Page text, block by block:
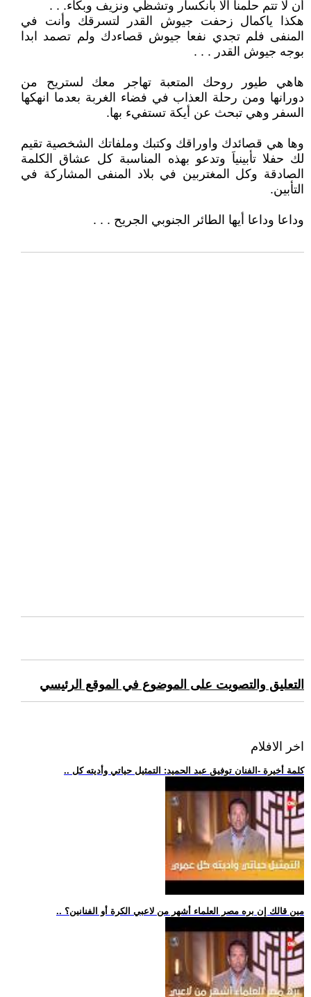
أن لا تتم حلمنا الا بأنكسار وتشظي ونزيف وبكاء. . .
هكذا ياكمال زحفت جيوش القدر لتسرقك وأنت في
المنفى فلم تجدي نفعا جيوش قصاءدك ولم تصمد ابدا
بوجه جيوش القدر . . .
هاهي طيور روحك المتعبة تهاجر معك لستريح من
دورانها ومن رحلة العذاب في فضاء الغربة بعدما انهكها
السفر وهي تبحث عن أيكة تستفيء بها.
وها هي قصائدك واوراقك وكتبك وملفاتك الشخصية تقيم
لك حفلا تأبينياَ وتدعو بهذه المناسبة كل عشاق الكلمة
الصادقة وكل المغتربين في بلاد المنفى المشاركة في
التأبين.
وداعا وداعا أيها الطائر الجنوبي الجريح . . .
التعليق والتصويت على الموضوع في الموقع الرئيسي
اخر الافلام
.. كلمة أخيرة -الفنان توفيق عبد الحميد: التمثيل حياتي وأديته كل
.. مين قالك إن بره مصر العلماء أشهر من لاعبي الكرة أو الفنانين؟